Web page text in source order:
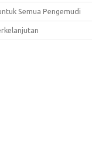
Semua Pengemudi